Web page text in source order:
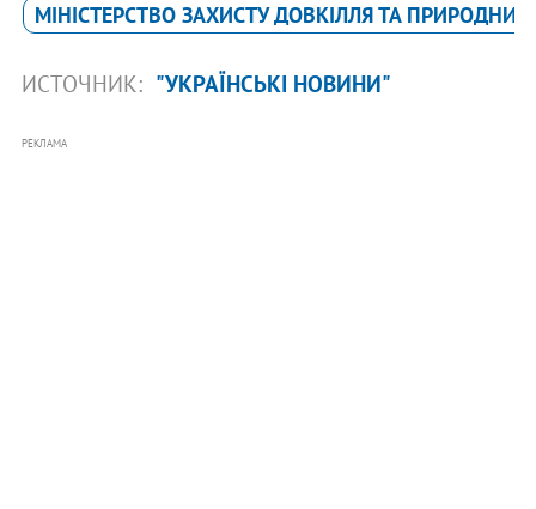
МІНІСТЕРСТВО ЗАХИСТУ ДОВКІЛЛЯ ТА ПРИРОДНИХ
ИСТОЧНИК: "УКРАЇНСЬКІ НОВИНИ"
РЕКЛАМА